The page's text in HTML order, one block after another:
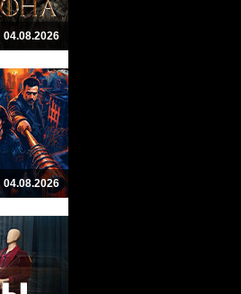
04.08.2026
04.08.2026